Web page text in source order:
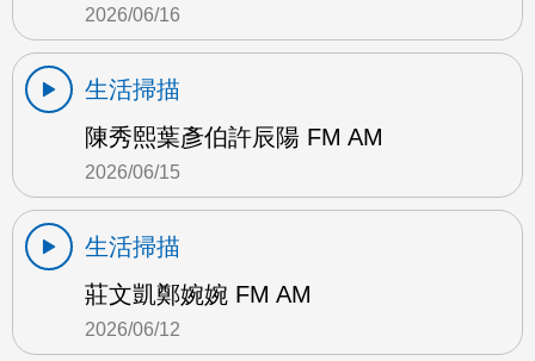
2026/06/16
生活掃描
陳秀熙葉彥伯許辰陽 FM AM
2026/06/15
生活掃描
莊文凱鄭婉婉 FM AM
2026/06/12